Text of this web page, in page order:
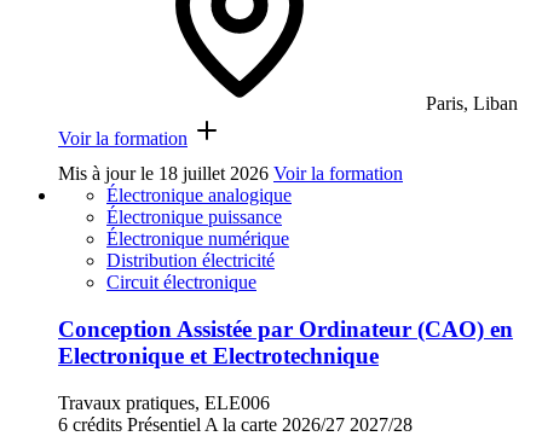
Paris, Liban
Voir la formation
Mis à jour le 18 juillet 2026 Voir la formation
Électronique analogique
Électronique puissance
Électronique numérique
Distribution électricité
Circuit électronique
Conception Assistée par Ordinateur (CAO) en
Electronique et Electrotechnique
Travaux pratiques, ELE006
6 crédits Présentiel A la carte 2026/27 2027/28